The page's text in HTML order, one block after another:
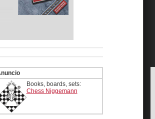
Books, boards, sets:
Chess Niggemann